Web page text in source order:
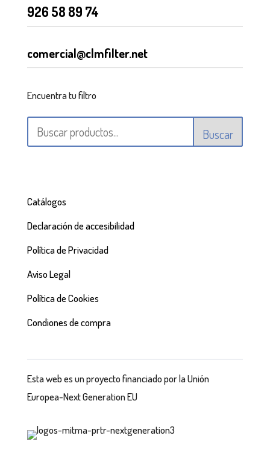
926 58 89 74
comercial@clmfilter.net
Encuentra tu filtro
Buscar
Catálogos
Declaración de accesibilidad
Política de Privacidad
Aviso Legal
Política de Cookies
Condiones de compra
Esta web es un proyecto financiado por la Unión
Europea-Next Generation EU